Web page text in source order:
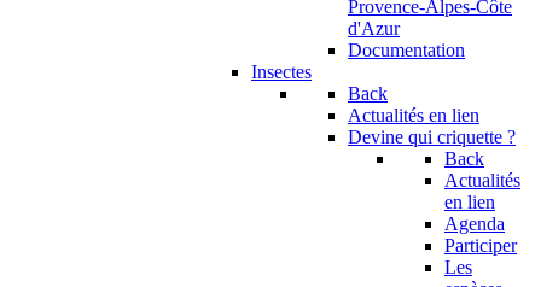
Provence-Alpes-Côte
d'Azur
Documentation
Insectes
Back
Actualités en lien
Devine qui criquette ?
Back
Actualités
en lien
Agenda
Participer
Les